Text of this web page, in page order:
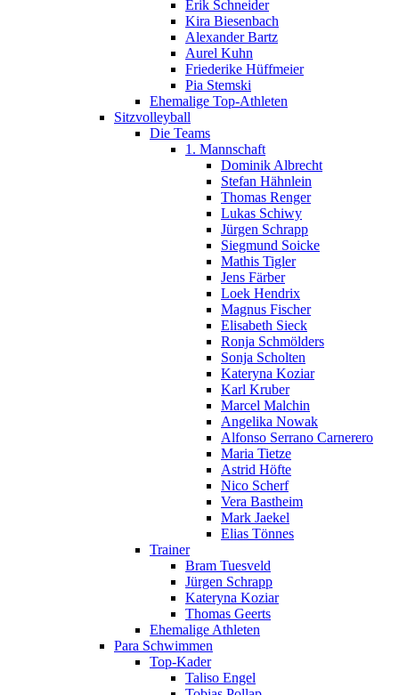
Erik Schneider
Kira Biesenbach
Alexander Bartz
Aurel Kuhn
Friederike Hüffmeier
Pia Stemski
Ehemalige Top-Athleten
Sitzvolleyball
Die Teams
1. Mannschaft
Dominik Albrecht
Stefan Hähnlein
Thomas Renger
Lukas Schiwy
Jürgen Schrapp
Siegmund Soicke
Mathis Tigler
Jens Färber
Loek Hendrix
Magnus Fischer
Elisabeth Sieck
Ronja Schmölders
Sonja Scholten
Kateryna Koziar
Karl Kruber
Marcel Malchin
Angelika Nowak
Alfonso Serrano Carnerero
Maria Tietze
Astrid Höfte
Nico Scherf
Vera Bastheim
Mark Jaekel
Elias Tönnes
Trainer
Bram Tuesveld
Jürgen Schrapp
Kateryna Koziar
Thomas Geerts
Ehemalige Athleten
Para Schwimmen
Top-Kader
Taliso Engel